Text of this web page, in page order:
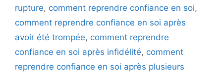
rupture, comment reprendre confiance en soi,
comment reprendre confiance en soi après
avoir été trompée, comment reprendre
confiance en soi après infidélité, comment
reprendre confiance en soi après plusieurs